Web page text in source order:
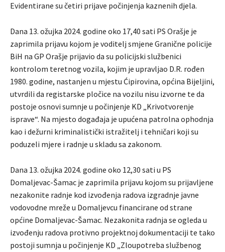
Evidentirane su četiri prijave počinjenja kaznenih djela.
Dana 13. ožujka 2024. godine oko 17,40 sati PS Orašje je
zaprimila prijavu kojom je voditelj smjene Granične policije
BiH na GP Orašje prijavio da su policijski službenici
kontrolom teretnog vozila, kojim je upravljao D.R. rođen
1980. godine, nastanjen u mjestu Ćipirovina, općina Bijeljini,
utvrdili da registarske pločice na vozilu nisu izvorne te da
postoje osnovi sumnje u počinjenje KD „Krivotvorenje
isprave“. Na mjesto događaja je upućena patrolna ophodnja
kao i dežurni kriminalistički istražitelj i tehničari koji su
poduzeli mjere i radnje u skladu sa zakonom.
Dana 13. ožujka 2024. godine oko 12,30 sati u PS
Domaljevac-Šamac je zaprimila prijavu kojom su prijavljene
nezakonite radnje kod izvođenja radova izgradnje javne
vodovodne mreže u Domaljevcu financirane od strane
općine Domaljevac-Šamac. Nezakonita radnja se ogleda u
izvođenju radova protivno projektnoj dokumentaciji te tako
postoji sumnja u počinjenje KD „Zloupotreba službenog